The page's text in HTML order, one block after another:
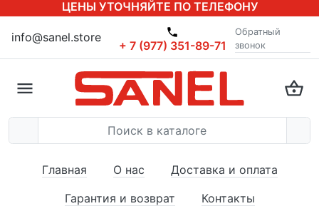
ЦЕНЫ УТОЧНЯЙТЕ ПО ТЕЛЕФОНУ
info@sanel.store
+ 7 (977) 351-89-71
Обратный
звонок
Главная О нас
Доставка и оплата
Гарантия и возврат
Контакты